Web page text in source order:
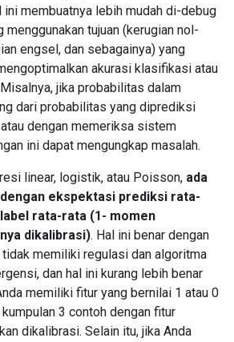
ini membuatnya lebih mudah di-debug
menggunakan tujuan (kerugian nol-
engsel, dan sebagainya) yang
akurasi klasifikasi atau
jika probabilitas dalam
dari probabilitas yang diprediksi
dengan memeriksa sistem
ini dapat mengungkap masalah.
linear, logistik, atau Poisson, ada
ekspektasi prediksi rata-
rata-rata (1- momen
dikalibrasi). Hal ini benar dengan
memiliki regulasi dan algoritma
dan hal ini kurang lebih benar
memiliki fitur yang bernilai 1 atau 0
3 contoh dengan fitur
dikalibrasi. Selain itu, jika Anda